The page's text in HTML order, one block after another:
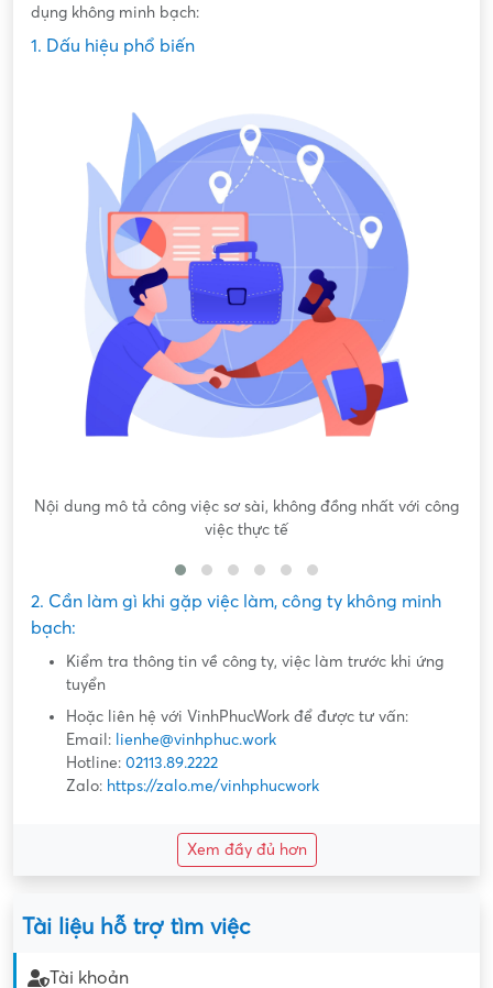
dụng không minh bạch:
1. Dấu hiệu phổ biến
Nội dung mô tả công việc sơ sài, không đồng nhất với công
việc thực tế
2. Cần làm gì khi gặp việc làm, công ty không minh
bạch:
Kiểm tra thông tin về công ty, việc làm trước khi ứng
tuyển
Hoặc liên hệ với VinhPhucWork để được tư vấn:
Email: lienhe@vinhphuc.work
Hotline: 02113.89.2222
Zalo: https://zalo.me/vinhphucwork
Xem đầy đủ hơn
Tài liệu hỗ trợ tìm việc
Tài khoản